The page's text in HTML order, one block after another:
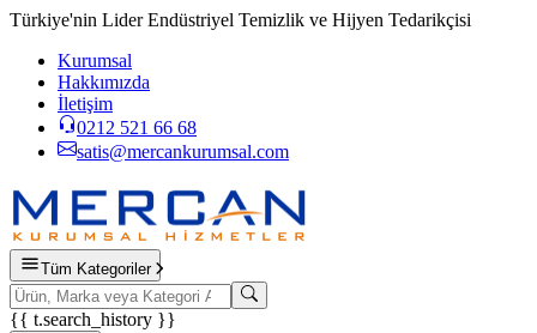
Türkiye'nin Lider Endüstriyel Temizlik ve Hijyen Tedarikçisi
Kurumsal
Hakkımızda
İletişim
0212 521 66 68
satis@mercankurumsal.com
Tüm Kategoriler
{{ t.search_history }}